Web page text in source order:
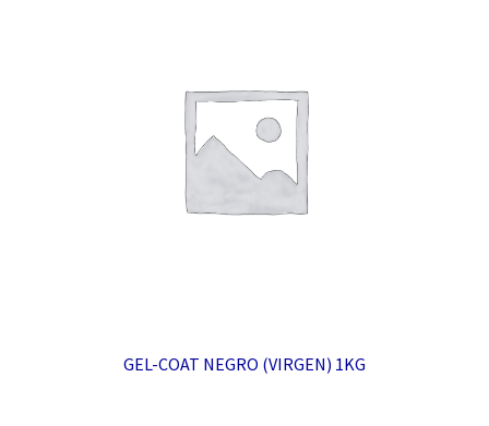
GEL-COAT NEGRO (VIRGEN) 1KG